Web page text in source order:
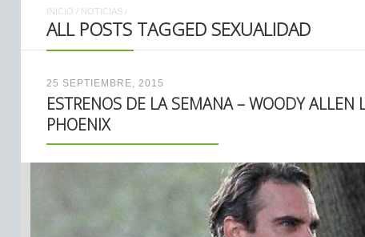
INICIO / NOTICIAS /
ALL POSTS TAGGED SEXUALIDAD
25 SEPTIEMBRE, 2015
ESTRENOS DE LA SEMANA – WOODY ALLEN
PHOENIX